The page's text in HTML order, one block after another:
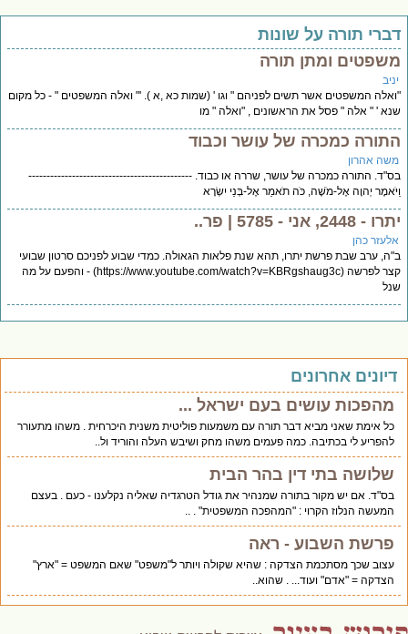
תורה על שונות
ומתן תורה
המשפטים אשר תשים לפניהם " וגו ' (שמות כא ,א ). '" ואלה המשפטים " - כל מקום
' " אלה " פסל את הראשונים , "ואלה " מו
כמכרה של עושר וכבוד
אהרון
התורה כמכרה של עושר, שררה או כבוד. ---------------------------------------------
יְהוָה אֶל-מֹשֶׁה, כֹּה תֹאמַר אֶל-בְּנֵי יִשְׂרָא
2448, אני - 5785 | פר..
כהן
ערב שבת פרשת יתרו, תהא שנת פלאות הגאולה. כמדי שבוע לפניכם סרטון שבועי
קצר לפרשה (https://www.youtube.com/watch?v=KBRgshaug3c) - והפעם על מה
אחרונים
מהפכות עושים בעם ישראל ...
כל אימת שאני מביא דבר תורה עם משמעות פוליטית משנית היכרחית . משהו מתעורר
להפריע לי בכתיבה. כמה פעמים משהו מחק ושיבש העלה והוריד ול..
שלושה בתי דין בהר הבית
בס"ד. אם יש מקור בתורה שמנהיר את גודל הטרגדיה שאליה נקלענו - כעם . בעצם
המעשה הנלוז הקרוי : "המהפכה המשפטית" . ..
פרשת השבוע - ראה
עצוב שכך מסתכמת הצדקה : שהיא שקולה ויותר ל"משפט" שאם המשפט = "ארץ"
הצדקה = "אדם" ועוד... . שהוא..